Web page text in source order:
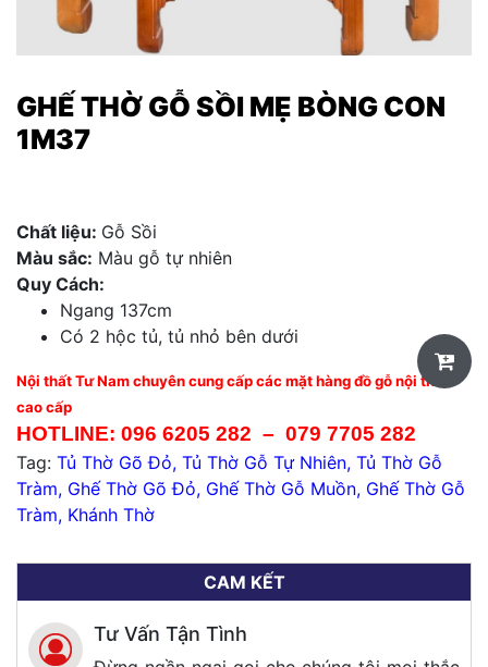
GHẾ THỜ GỖ SỒI MẸ BÒNG CON
1M37
Chất liệu: Gỗ Sồi
Màu sắc: Màu gỗ tự nhiên
Quy Cách:
Ngang 137cm
Có 2 hộc tủ, tủ nhỏ bên dưới
Nội thất Tư Nam chuyên cung cấp các mặt hàng đồ gỗ nội thất
cao cấp
HOTLINE: 096 6205 282 – 079 7705 282
Tag: Tủ Thờ Gõ Đỏ, Tủ Thờ Gỗ Tự Nhiên, Tủ Thờ Gỗ
Tràm, Ghế Thờ Gõ Đỏ, Ghế Thờ Gỗ Muồn, Ghế Thờ Gỗ
Tràm, Khánh Thờ
CAM KẾT
Tư Vấn Tận Tình